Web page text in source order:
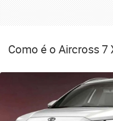
Como é o Aircross 7